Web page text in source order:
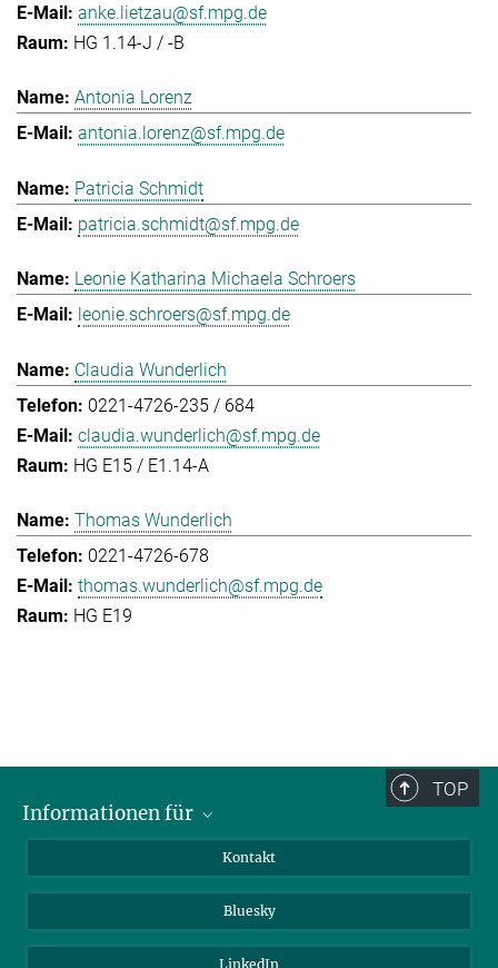
anke.lietzau@sf.mpg.de
HG 1.14-J / -B
Antonia Lorenz
antonia.lorenz@sf.mpg.de
Patricia Schmidt
patricia.schmidt@sf.mpg.de
Leonie Katharina Michaela Schroers
leonie.schroers@sf.mpg.de
Claudia Wunderlich
0221-4726-235 / 684
claudia.wunderlich@sf.mpg.de
HG E15 / E1.14-A
Thomas Wunderlich
0221-4726-678
thomas.wunderlich@sf.mpg.de
HG E19
TOP
Informationen für
Bewerbende
Forschende
Kontakt
Bluesky
LinkedIn